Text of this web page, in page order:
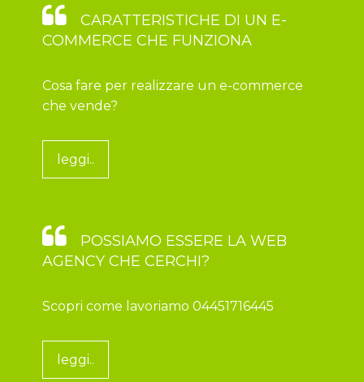
CARATTERISTICHE DI UN E-
COMMERCE CHE FUNZIONA
Cosa fare per realizzare un e-commerce
che vende?
leggi..
POSSIAMO ESSERE LA WEB
AGENCY CHE CERCHI?
Scopri come lavoriamo 04451716445
leggi..